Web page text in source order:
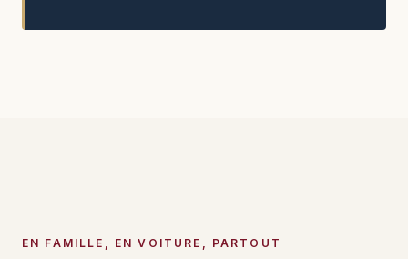
EN FAMILLE, EN VOITURE, PARTOUT